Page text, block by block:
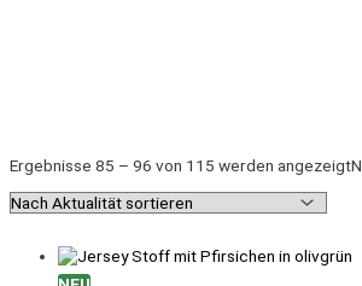
Ergebnisse 85 – 96 von 115 werden angezeigt